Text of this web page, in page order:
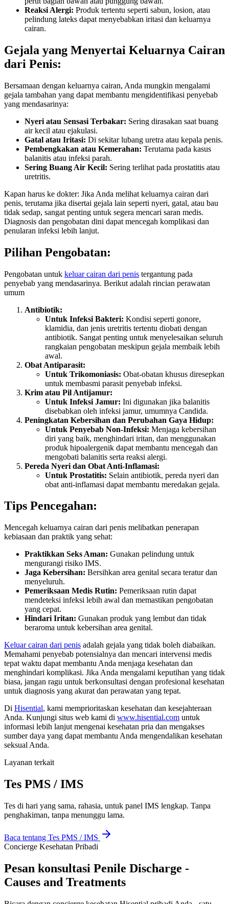
Reaksi Alergi: Produk tertentu seperti sabun, losion, atau
pelindung lateks dapat menyebabkan iritasi dan keluarnya
cairan.
Gejala yang Menyertai Keluarnya Cairan
dari Penis:
Bersamaan dengan keluarnya cairan, Anda mungkin mengalami
gejala tambahan yang dapat membantu mengidentifikasi penyebab
yang mendasarinya:
Nyeri atau Sensasi Terbakar: Sering dirasakan saat buang
air kecil atau ejakulasi.
Gatal atau Iritasi: Di sekitar lubang uretra atau kepala penis.
Pembengkakan atau Kemerahan: Terutama pada kasus
balanitis atau infeksi parah.
Sering Buang Air Kecil: Sering terlihat pada prostatitis atau
uretritis.
Kapan harus ke dokter: Jika Anda melihat keluarnya cairan dari
penis, terutama jika disertai gejala lain seperti nyeri, gatal, atau bau
tidak sedap, sangat penting untuk segera mencari saran medis.
Diagnosis dan pengobatan dini dapat mencegah komplikasi dan
penularan infeksi lebih lanjut.
Pilihan Pengobatan:
Pengobatan untuk keluar cairan dari penis tergantung pada
penyebab yang mendasarinya. Berikut adalah rincian perawatan
umum
Antibiotik:
Untuk Infeksi Bakteri: Kondisi seperti gonore,
klamidia, dan jenis uretritis tertentu diobati dengan
antibiotik. Sangat penting untuk menyelesaikan seluruh
rangkaian pengobatan meskipun gejala membaik lebih
awal.
Obat Antiparasit:
Untuk Trikomoniasis: Obat-obatan khusus diresepkan
untuk membasmi parasit penyebab infeksi.
Krim atau Pil Antijamur:
Untuk Infeksi Jamur: Ini digunakan jika balanitis
disebabkan oleh infeksi jamur, umumnya Candida.
Peningkatan Kebersihan dan Perubahan Gaya Hidup:
Untuk Penyebab Non-Infeksi: Menjaga kebersihan
diri yang baik, menghindari iritan, dan menggunakan
produk hipoalergenik dapat membantu mencegah dan
mengobati balanitis serta reaksi alergi.
Pereda Nyeri dan Obat Anti-Inflamasi:
Untuk Prostatitis: Selain antibiotik, pereda nyeri dan
obat anti-inflamasi dapat membantu meredakan gejala.
Tips Pencegahan:
Mencegah keluarnya cairan dari penis melibatkan penerapan
kebiasaan dan praktik yang sehat:
Praktikkan Seks Aman: Gunakan pelindung untuk
mengurangi risiko IMS.
Jaga Kebersihan: Bersihkan area genital secara teratur dan
menyeluruh.
Pemeriksaan Medis Rutin: Pemeriksaan rutin dapat
mendeteksi infeksi lebih awal dan memastikan pengobatan
yang cepat.
Hindari Iritan: Gunakan produk yang lembut dan tidak
beraroma untuk kebersihan area genital.
Keluar cairan dari penis adalah gejala yang tidak boleh diabaikan.
Memahami penyebab potensialnya dan mencari intervensi medis
tepat waktu dapat membantu Anda menjaga kesehatan dan
menghindari komplikasi. Jika Anda mengalami keputihan yang tidak
biasa, jangan ragu untuk berkonsultasi dengan profesional kesehatan
untuk diagnosis yang akurat dan perawatan yang tepat.
Di Hisential, kami memprioritaskan kesehatan dan kesejahteraan
Anda. Kunjungi situs web kami di www.hisential.com untuk
informasi lebih lanjut mengenai kesehatan pria dan mengakses
sumber daya yang dapat membantu Anda mengendalikan kesehatan
seksual Anda.
Layanan terkait
Tes PMS / IMS
Tes di hari yang sama, rahasia, untuk panel IMS lengkap. Tanpa
penghakiman, tanpa menunggu lama.
Baca tentang Tes PMS / IMS
Concierge Kesehatan Pribadi
Pesan konsultasi Penile Discharge -
Causes and Treatments